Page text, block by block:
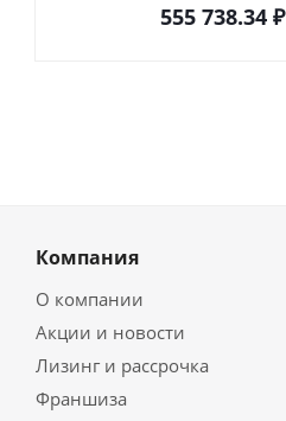
555 738.34₽
Компания
О компании
Акции и новости
Лизинг и рассрочка
Франшиза